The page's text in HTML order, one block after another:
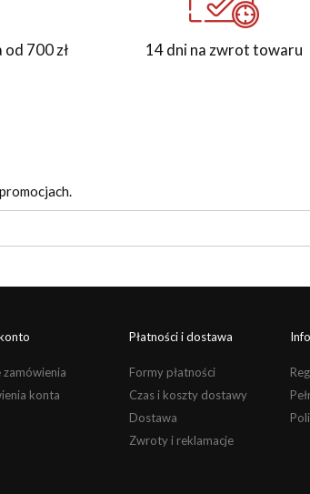
700 zł 14 dni na zwrot towaru
zamówienia
konta
Płatności i dostawa
Formy płatności
Czas i koszty dostawy
Dostawa
Zwroty i reklamacje